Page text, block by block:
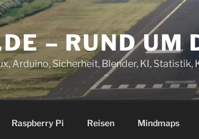
– RUND UM
Arduino, Sicherheit, Blender, KI,
Raspberry Pi Reisen Mindmaps